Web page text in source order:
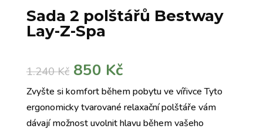
Sada 2 polštářů Bestway
Lay-Z-Spa
1.240Kč Původní
cena
byla:
1.240 Kč.
850 KčAktuální
cena
je:
850 Kč.
Zvyšte si komfort během pobytu ve vířivce Tyto
ergonomicky tvarované relaxační polštáře vám
dávají možnost uvolnit hlavu během vašeho